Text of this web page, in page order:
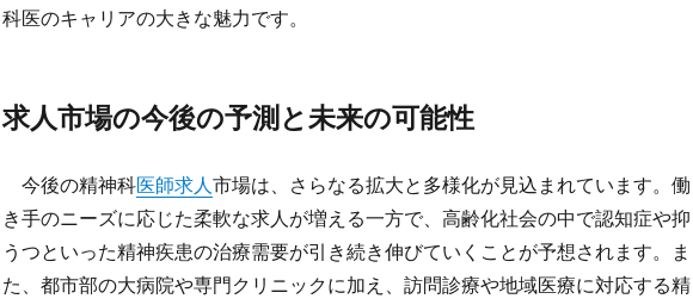
科医のキャリアの大きな魅力です。
求人市場の今後の予測と未来の可能性
今後の精神科医師求人市場は、さらなる拡大と多様化が見込まれています。働
き手のニーズに応じた柔軟な求人が増える一方で、高齢化社会の中で認知症や抑
うつといった精神疾患の治療需要が引き続き伸びていくことが予想されます。ま
た、都市部の大病院や専門クリニックに加え、訪問診療や地域医療に対応する精